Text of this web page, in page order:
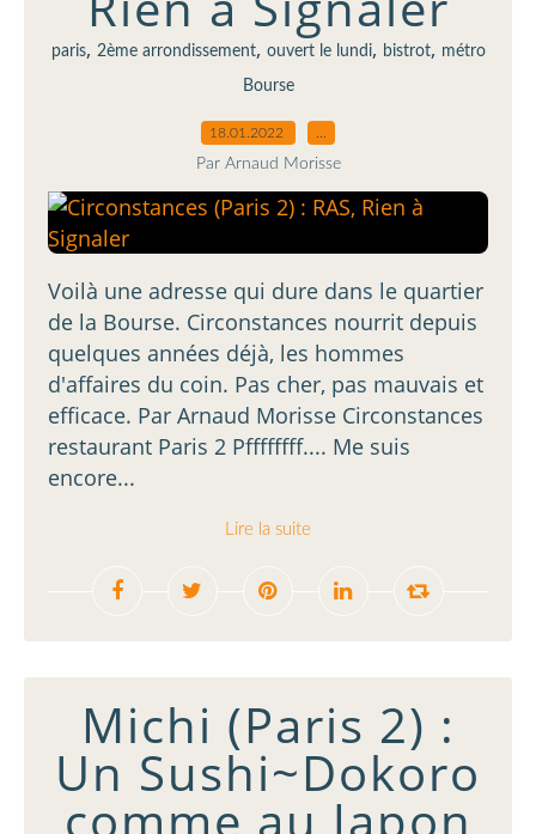
paris, 2ème arrondissement, ouvert le lundi, bistrot, métro
Bourse
18.01.2022
Par Arnaud Morisse
Voilà une adresse qui dure dans le quartier
de la Bourse. Circonstances nourrit depuis
quelques années déjà, les hommes
d'affaires du coin. Pas cher, pas mauvais et
efficace. Par Arnaud Morisse Circonstances
restaurant Paris 2 Pffffffff.... Me suis
encore...
Lire la suite
Michi (Paris 2) :
Un Sushi~Dokoro
comme au Japon